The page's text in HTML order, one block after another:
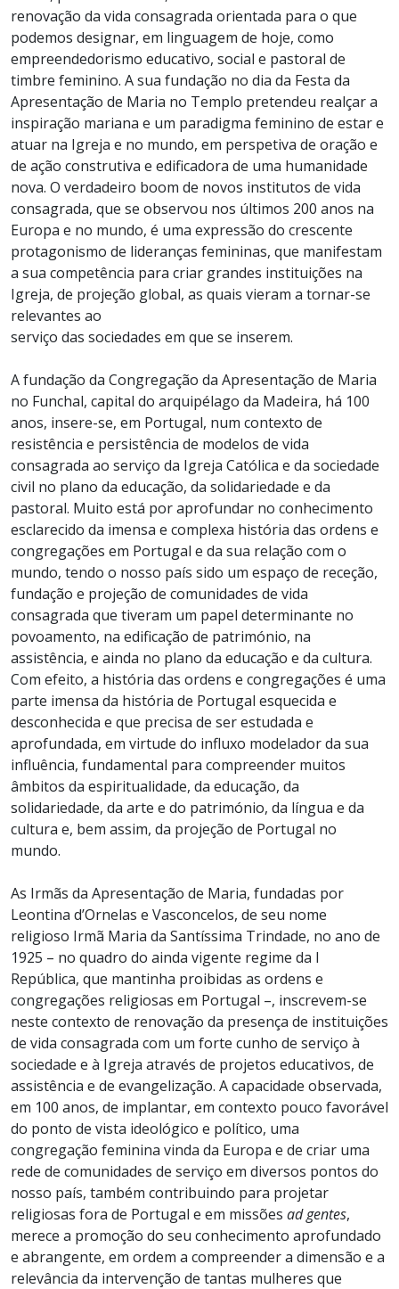
renovação da vida consagrada orientada para o que
podemos designar, em linguagem de hoje, como
empreendedorismo educativo, social e pastoral de
timbre feminino. A sua fundação no dia da Festa da
Apresentação de Maria no Templo pretendeu realçar a
inspiração mariana e um paradigma feminino de estar e
atuar na Igreja e no mundo, em perspetiva de oração e
de ação construtiva e edificadora de uma humanidade
nova. O verdadeiro boom de novos institutos de vida
consagrada, que se observou nos últimos 200 anos na
Europa e no mundo, é uma expressão do crescente
protagonismo de lideranças femininas, que manifestam
a sua competência para criar grandes instituições na
Igreja, de projeção global, as quais vieram a tornar-se
relevantes ao
serviço das sociedades em que se inserem.
A fundação da Congregação da Apresentação de Maria
no Funchal, capital do arquipélago da Madeira, há 100
anos, insere-se, em Portugal, num contexto de
resistência e persistência de modelos de vida
consagrada ao serviço da Igreja Católica e da sociedade
civil no plano da educação, da solidariedade e da
pastoral. Muito está por aprofundar no conhecimento
esclarecido da imensa e complexa história das ordens e
congregações em Portugal e da sua relação com o
mundo, tendo o nosso país sido um espaço de receção,
fundação e projeção de comunidades de vida
consagrada que tiveram um papel determinante no
povoamento, na edificação de património, na
assistência, e ainda no plano da educação e da cultura.
Com efeito, a história das ordens e congregações é uma
parte imensa da história de Portugal esquecida e
desconhecida e que precisa de ser estudada e
aprofundada, em virtude do influxo modelador da sua
influência, fundamental para compreender muitos
âmbitos da espiritualidade, da educação, da
solidariedade, da arte e do património, da língua e da
cultura e, bem assim, da projeção de Portugal no
mundo.
As Irmãs da Apresentação de Maria, fundadas por
Leontina d’Ornelas e Vasconcelos, de seu nome
religioso Irmã Maria da Santíssima Trindade, no ano de
1925 – no quadro do ainda vigente regime da I
República, que mantinha proibidas as ordens e
congregações religiosas em Portugal –, inscrevem-se
neste contexto de renovação da presença de instituições
de vida consagrada com um forte cunho de serviço à
sociedade e à Igreja através de projetos educativos, de
assistência e de evangelização. A capacidade observada,
em 100 anos, de implantar, em contexto pouco favorável
do ponto de vista ideológico e político, uma
congregação feminina vinda da Europa e de criar uma
rede de comunidades de serviço em diversos pontos do
nosso país, também contribuindo para projetar
religiosas fora de Portugal e em missões ad gentes,
merece a promoção do seu conhecimento aprofundado
e abrangente, em ordem a compreender a dimensão e a
relevância da intervenção de tantas mulheres que